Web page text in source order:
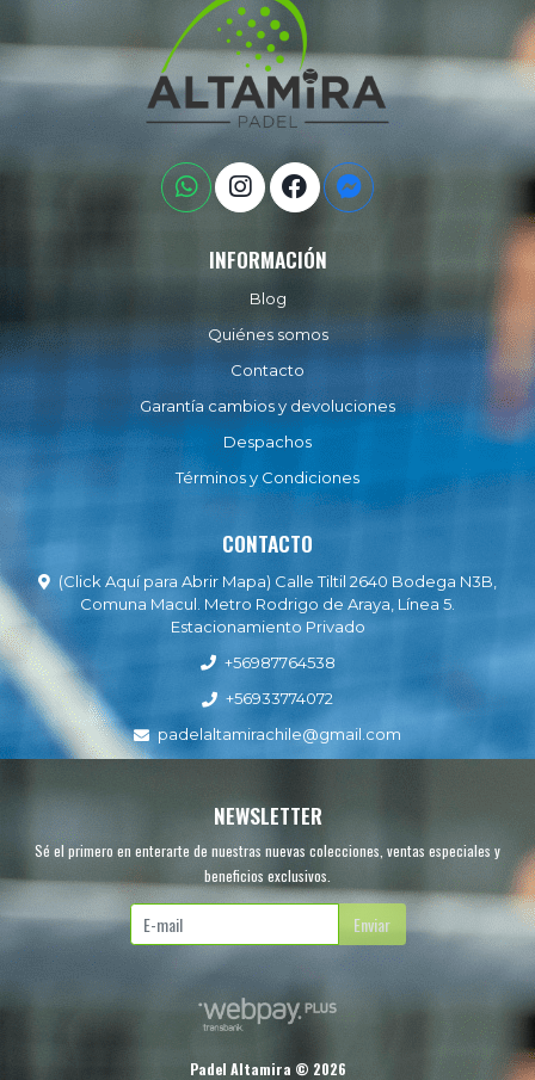
INFORMACIÓN
Blog
Quiénes somos
Contacto
Garantía cambios y devoluciones
Despachos
Términos y Condiciones
CONTACTO
(Click Aquí para Abrir Mapa) Calle Tiltil 2640 Bodega N3B,
Comuna Macul. Metro Rodrigo de Araya, Línea 5.
Estacionamiento Privado
+56987764538
+56933774072
padelaltamirachile@gmail.com
NEWSLETTER
Sé el primero en enterarte de nuestras nuevas colecciones, ventas especiales y
beneficios exclusivos.
Enviar
Padel Altamira © 2026